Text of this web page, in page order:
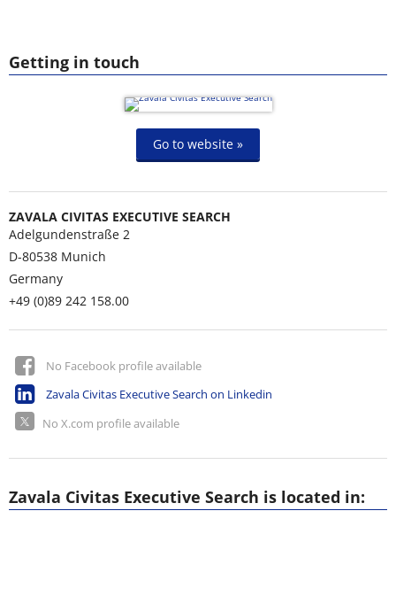
Getting in touch
Go to website »
ZAVALA CIVITAS EXECUTIVE SEARCH
Adelgundenstraße 2
D-80538 Munich
Germany
+49 (0)89 242 158.00
No Facebook profile available
Zavala Civitas Executive Search on Linkedin
No X.com profile available
Zavala Civitas Executive Search is located in: